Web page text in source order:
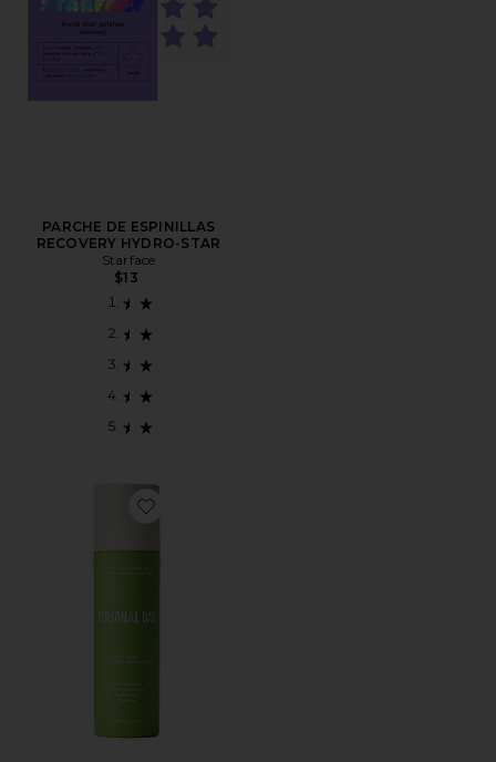
PARCHE DE ESPINILLAS
RECOVERY HYDRO-STAR
Starface
$13
Favorite HIDRATANTE MEVALONIC MOISTURIZER